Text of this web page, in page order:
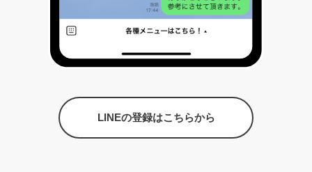
LINEの登録はこちらから